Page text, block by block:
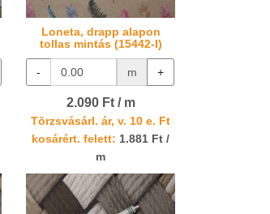
Loneta, drapp alapon
tollas mintás (15442-I)
- m +
2.090 Ft / m
Törzsvásárl. ár, v. 10 e. Ft
kosárért. felett: 1.881 Ft /
m